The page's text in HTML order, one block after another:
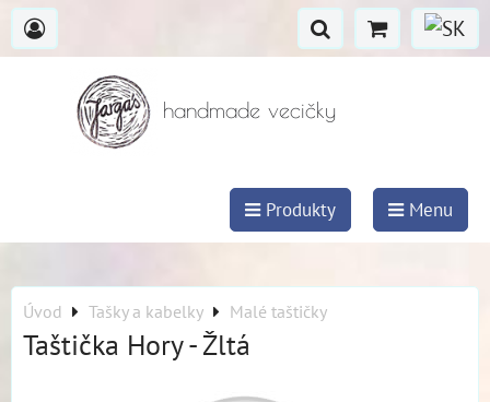
handmade vecičky
Produkty Menu
Úvod Tašky a kabelky Malé taštičky
Taštička Hory - Žltá